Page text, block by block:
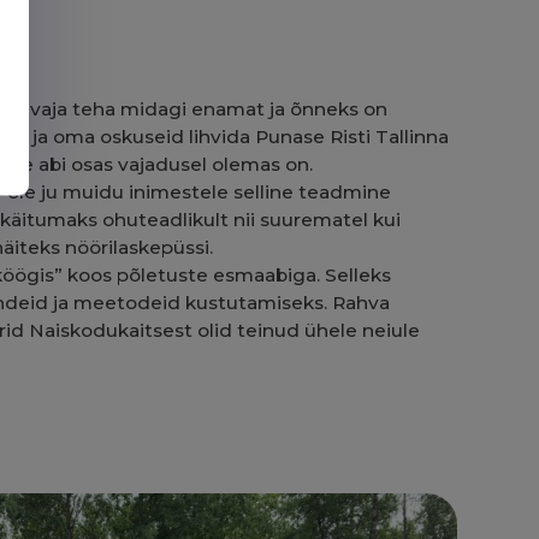
vaja teha midagi enamat ja õnneks on
ja oma oskuseid lihvida Punase Risti Tallinna
abi osas vajadusel olemas on.
ju muidu inimestele selline teadmine
ohuteadlikult nii suurematel kui
nöörilaskepüssi.
koos põletuste esmaabiga. Selleks
ja meetodeid kustutamiseks. Rahva
Naiskodukaitsest olid teinud ühele neiule